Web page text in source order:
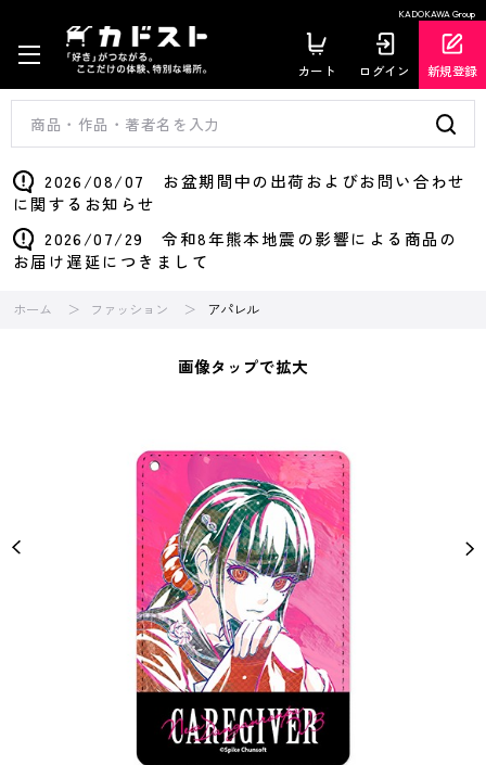
KADOKAWA Group
カート ログイン 新規登録
2026/08/07 お盆期間中の出荷およびお問い合わせ
に関するお知らせ
2026/07/29 令和8年熊本地震の影響による商品の
お届け遅延につきまして
ホーム ファッション アパレル
画像タップで拡大